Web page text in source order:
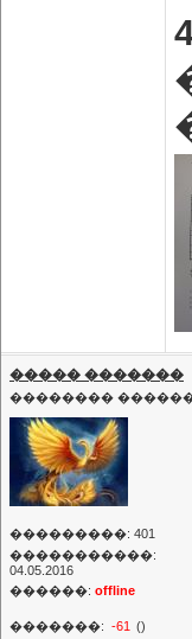
����� �������
��������
���������: 401
�����������:
04.05.2016
������: offline
�������: -61 ()